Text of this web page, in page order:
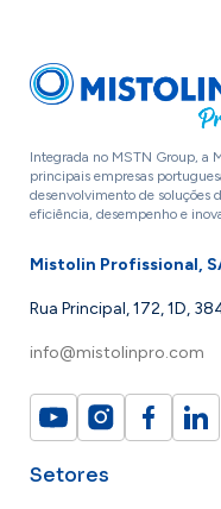
Integrada no MSTN Group, a
principais empresas
desenvolvimento de soluções
eficiência, desempenho e
Mistolin Profissional,
Rua Principal, 172, 1D,
info@mistolinpro.com
Setores